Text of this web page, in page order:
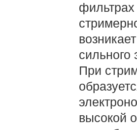
сильного
При
высокой